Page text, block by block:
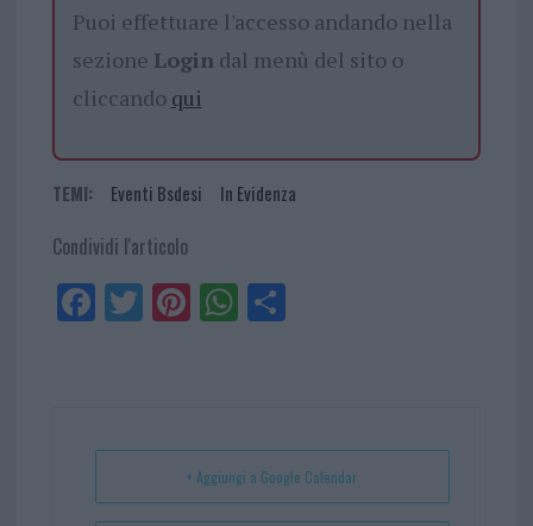
Puoi effettuare l'accesso andando nella
sezione Logindal menù del sito o
cliccando qui
TEMI: Eventi Bsdesi In Evidenza
Condividi l'articolo
Fa
ce
Tw
itt
Pi
nt
t
W
ha
p
Sh
+ Aggiungi a Google Calendar